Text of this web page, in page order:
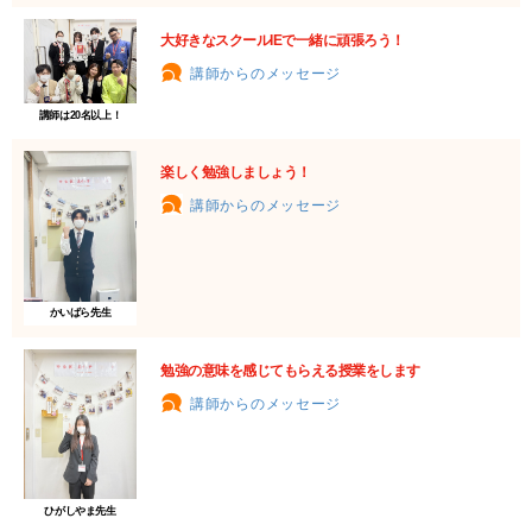
講師は20名以上！
大好きなスクールIEで一緒に頑張ろう！
講師からのメッセージ
かいばら先生
楽しく勉強しましょう！
講師からのメッセージ
ひがしやま先生
勉強の意味を感じてもらえる授業をします
講師からのメッセージ